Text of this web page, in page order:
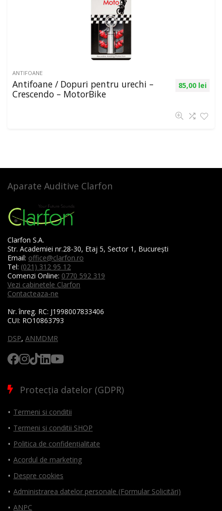
ANTIFOANE
Antifoane / Dopuri pentru urechi –
Crescendo – MotorBike
85,00 lei
Aparate Auditive Clarfon
Clarfon S.A.
Str. Academiei nr.28-30, Etaj 5, Sector 1, București
Email: office@clarfon.ro
Tel: (021) 312 95 12
Comenzi Online: 0770 592 319
Vezi cabinetele Clarfon
Contacteaza-ne
Nr. înreg. RC: J1998007833406
CUI: RO10863793
DSP, ANMDMR
Protecția datelor (GDPR)
Termeni si conditii
Termeni si conditii SHOP
Politica de confidențialitate
Acordul de marketing
Despre cookies
Administrarea datelor personale (Formular Solicitări)
ANPC